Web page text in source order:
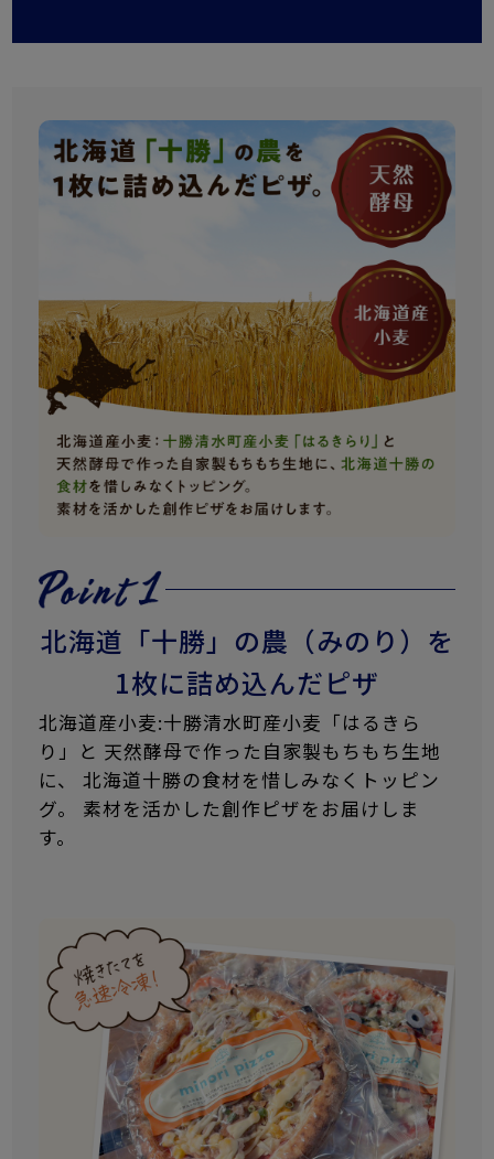
北海道「十勝」の農（みのり）を
1枚に詰め込んだピザ
北海道産小麦:十勝清水町産小麦「はるきら
り」と 天然酵母で作った自家製もちもち生地
に、 北海道十勝の食材を惜しみなくトッピン
グ。 素材を活かした創作ピザをお届けしま
す。